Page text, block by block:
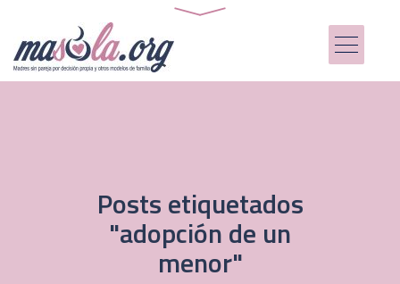
Posts etiquetados
"adopción de un
menor"